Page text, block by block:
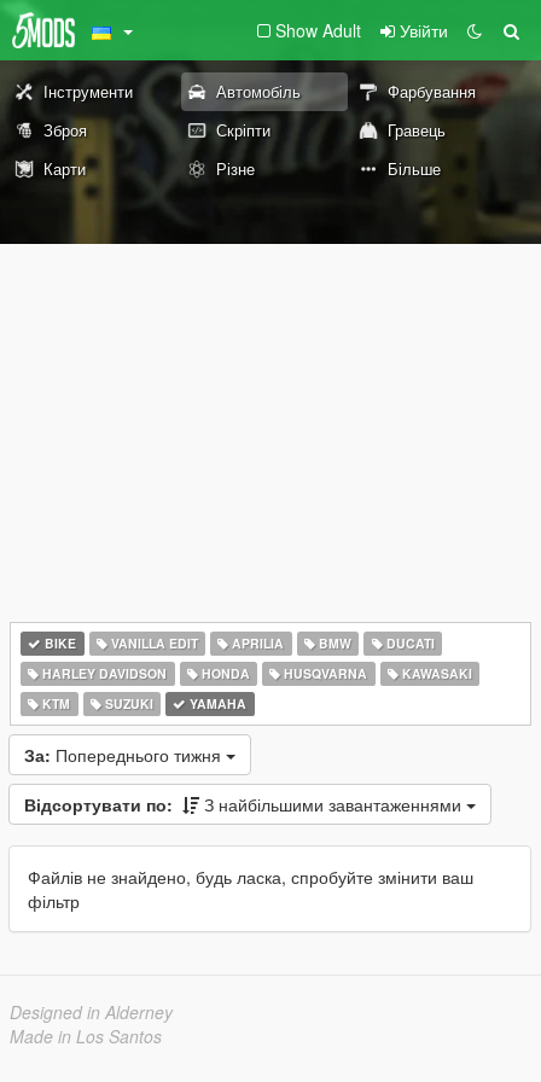
Show Adult Увійти
Інструменти Автомобіль
Фарбування
Зброя
Скріпти
Гравець
Карти
Різне Більше
BIKE VANILLA EDIT APRILIA BMW
DUCATI
HARLEY DAVIDSON
HONDA HUSQVARNA
KAWASAKI
KTM
SUZUKI YAMAHA
За: Попереднього тижня
Відсортувати по: З найбільшими завантаженнями
Файлів не знайдено, будь ласка, спробуйте змінити ваш
фільтр
Designed in Alderney
Made in Los Santos